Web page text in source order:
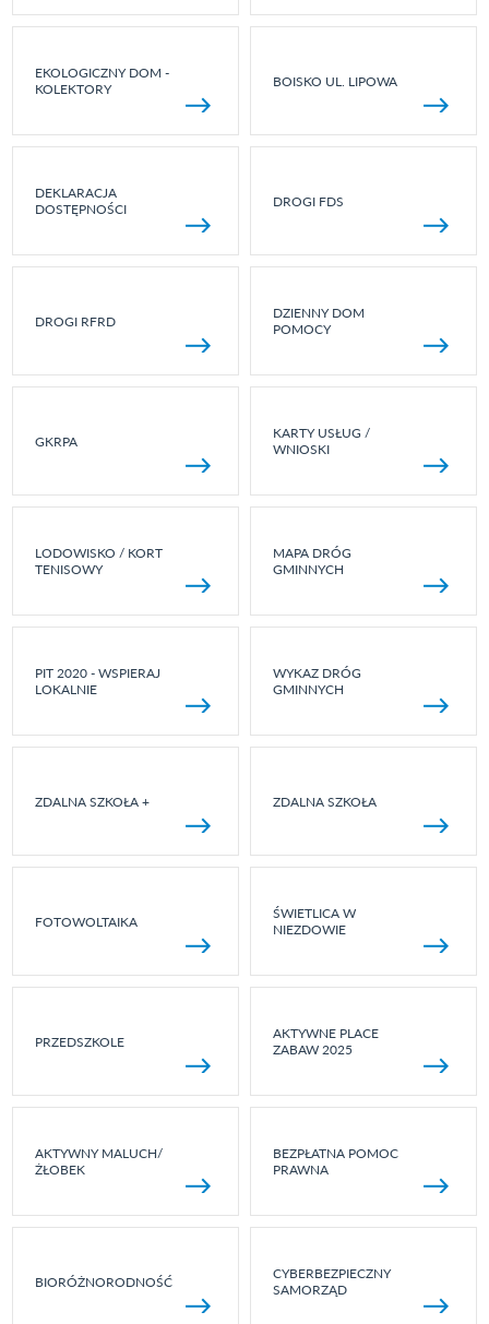
EKOLOGICZNY DOM -
KOLEKTORY
BOISKO UL. LIPOWA
DEKLARACJA
DOSTĘPNOŚCI
DROGI FDS
DROGI RFRD
DZIENNY DOM
POMOCY
GKRPA
KARTY USŁUG /
WNIOSKI
LODOWISKO / KORT
TENISOWY
MAPA DRÓG
GMINNYCH
PIT 2020 - WSPIERAJ
LOKALNIE
WYKAZ DRÓG
GMINNYCH
ZDALNA SZKOŁA + ZDALNA SZKOŁA
FOTOWOLTAIKA
ŚWIETLICA W
NIEZDOWIE
PRZEDSZKOLE
AKTYWNE PLACE
ZABAW 2025
AKTYWNY MALUCH/
ŻŁOBEK
BEZPŁATNA POMOC
PRAWNA
BIORÓŻNORODNOŚĆ
CYBERBEZPIECZNY
SAMORZĄD